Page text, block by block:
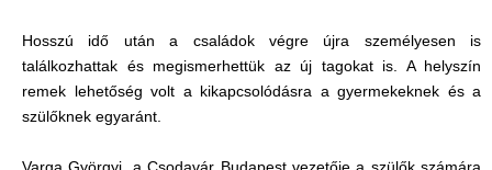
Hosszú idő után a családok végre újra személyesen is
találkozhattak és megismerhettük az új tagokat is. A helyszín
remek lehetőség volt a kikapcsolódásra a gyermekeknek és a
szülőknek egyaránt.